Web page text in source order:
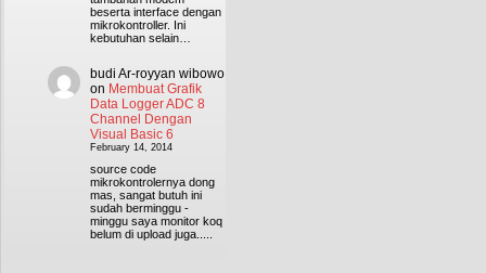
beserta interface dengan
mikrokontroller. Ini
kebutuhan selain…
budi Ar-royyan wibowo
on Membuat Grafik
Data Logger ADC 8
Channel Dengan
Visual Basic 6
February 14, 2014
source code
mikrokontrolernya dong
mas, sangat butuh ini
sudah berminggu -
minggu saya monitor koq
belum di upload juga.....